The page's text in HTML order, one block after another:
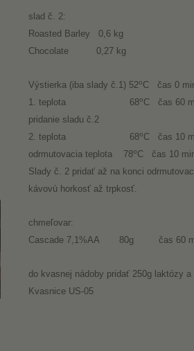
slad č. 2:
Roasted Barley 0,6 kg
Chocolate 0,27 kg
Výstierka (iba slady č.1) 52oC čas 0
1. teplota 68oC čas 60
pridanie sladu č.2
2. teplota 68oC čas 10
odrmutovacia teplota 78oC čas 10
Slady č. 2 pridať až na konci
kávovú horkosť až trpkosť.
chmeľovar:
Cascade 7,1%AA 80g čas 60
do kvasnej nádoby pridať 250g laktózy
Kvasnice US-05